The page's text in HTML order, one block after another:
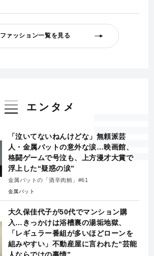
ファッション一覧を見る
エンタメ
「泣いてないねんけどな」無頼派芸
人・金属バットの意外な涙…映画館、
格闘ゲームで号泣も、上方漫才大賞で
浮上した“疑惑の涙”
金属バットの「酒辛肉鮪」#61
金属バット
大久保佳代子が50代でマンション購
入…きっかけは浴槽裏の湯垢地獄、
「レギュラー番組が多いほどローンを
組みやすい」不動産屋に言われた“芸能